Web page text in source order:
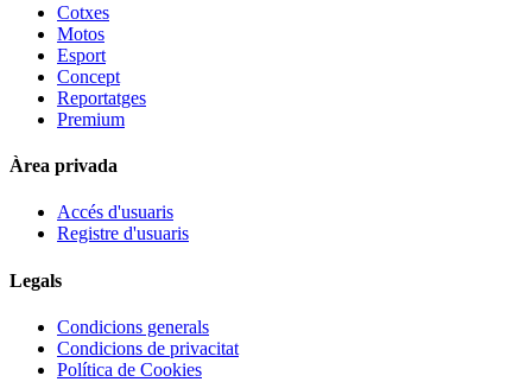
Cotxes
Motos
Esport
Concept
Reportatges
Premium
Àrea privada
Accés d'usuaris
Registre d'usuaris
Legals
Condicions generals
Condicions de privacitat
Política de Cookies